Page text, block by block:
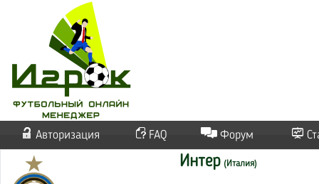
Авторизация FAQ Форум
Интер (Италия)